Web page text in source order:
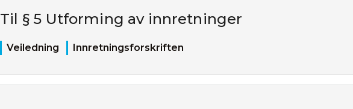
Til § 5 Utforming av innretninger
Veiledning Innretningsforskriften